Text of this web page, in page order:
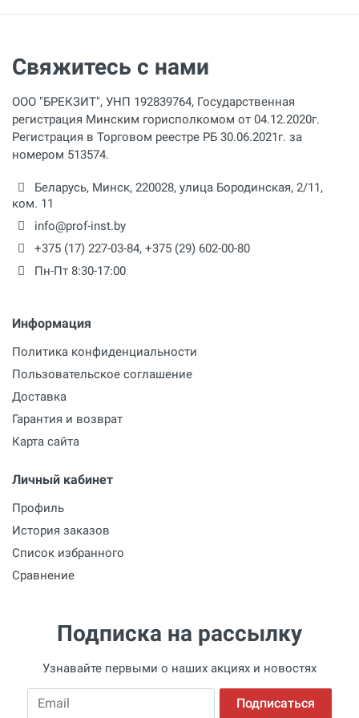
Свяжитесь с нами
ООО "БРЕКЗИТ", УНП 192839764, Государственная
регистрация Минским горисполкомом от 04.12.2020г.
Регистрация в Торговом реестре РБ 30.06.2021г. за
номером 513574.
Беларусь, Минск, 220028, улица Бородинская, 2/11,
ком. 11
info@prof-inst.by
+375 (17) 227-03-84, +375 (29) 602-00-80
Пн-Пт 8:30-17:00
Информация
Политика конфиденциальности
Пользовательское соглашение
Доставка
Гарантия и возврат
Карта сайта
Личный кабинет
Профиль
История заказов
Список избранного
Сравнение
Подписка на рассылку
Узнавайте первыми о наших акциях и новостях
Email Подписаться